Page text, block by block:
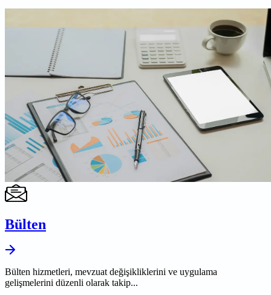
Bülten
Bülten hizmetleri, mevzuat değişikliklerini ve uygulama
gelişmelerini düzenli olarak takip...